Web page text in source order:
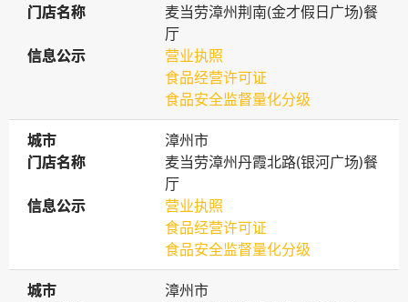
门店名称
门店名称
麦当劳漳州荆南(金才假日广场)餐
厅
信息公示
信息公示
营业执照
食品经营许可证
食品安全监督量化分级
城市
城市
漳州市
门店名称
门店名称
麦当劳漳州丹霞北路(银河广场)餐
厅
信息公示
信息公示
营业执照
食品经营许可证
食品安全监督量化分级
城市
城市
漳州市